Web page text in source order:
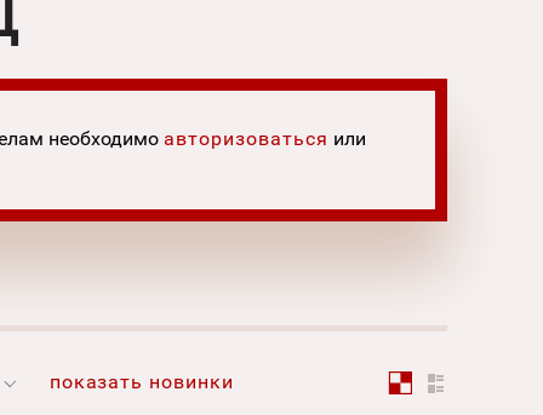
необходимо авторизоваться или
показать новинки